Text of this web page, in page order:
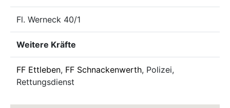
Fl. Werneck 40/1
Weitere Kräfte
FF Ettleben, FF Schnackenwerth, Polizei,
Rettungsdienst